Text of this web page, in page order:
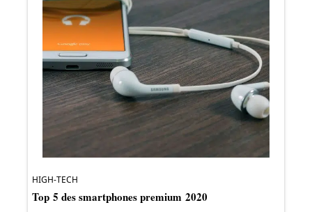
HIGH-TECH
Top 5 des smartphones premium 2020